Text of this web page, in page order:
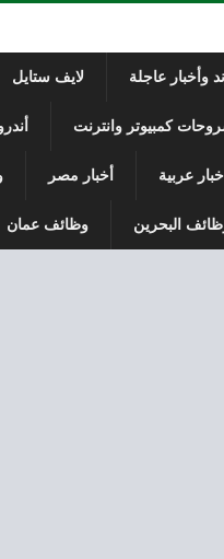
وأخبار عاجلة لايف ستايل
كمبيوتر وانترنت
اخبار عربية أخبار مصر
البحرين وظائف عمان